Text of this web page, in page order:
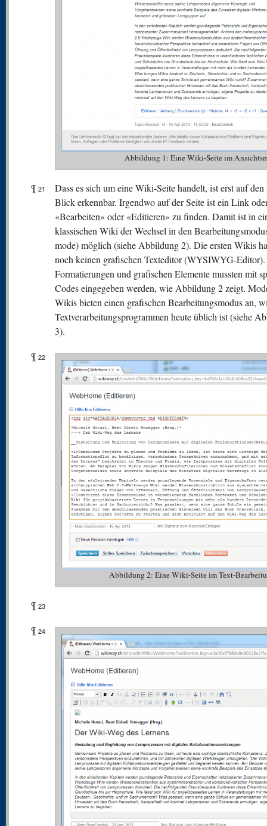
Abbildung 1: Eine Wiki-Seite im
¶ 21
Dass es sich um eine Wiki-Seite handelt, ist erst auf
Blick erkennbar. Irgendwo auf der Seite ist ein Link
«Bearbeiten» oder «Editieren» zu finden. Damit ist in
klassischen Wiki der Wechsel in den
mode) möglich (siehe Abbildung 2). Die ersten Wikis
noch keinen grafischen Texteditor (WYSIWYG-
Formatierungen und grafischen Elemente mussten mit
Codes eingegeben werden, wie Abbildung 2 zeigt.
Wikis bieten einen grafischen Bearbeitungsmodus an,
Textverarbeitungsprogrammen heute üblich ist (siehe
3).
¶ 22
Abbildung 2: Eine Wiki-Seite im Text-
¶ 23
¶ 24